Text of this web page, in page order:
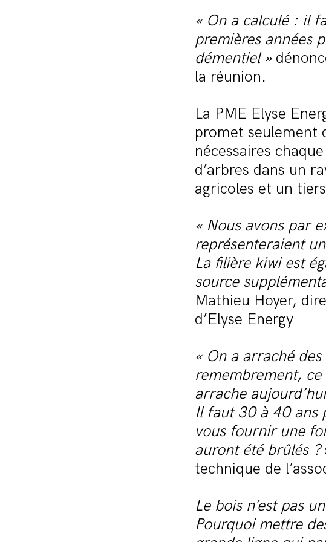
« On a calculé : il
premières années
démentiel »
la réunion.
La PME Elyse
promet seulement
nécessaires
d’arbres dans un
agricoles et un
« Nous avons par
représenteraient
La filière kiwi est
source
Mathieu Hoyer,
d’Elyse Energy
« On a arraché
remembrement,
arrache
Il faut 30 à 40 ans
vous fournir une
auront été brûlés ?
technique de
Le bois n’est pas
Pourquoi mettre